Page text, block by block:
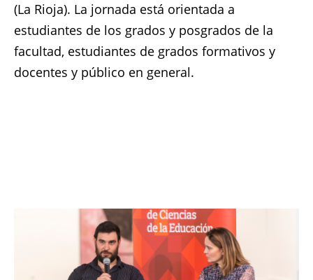
(La Rioja). La jornada está orientada a
estudiantes de los grados y posgrados de la
facultad, estudiantes de grados formativos y
docentes y público en general.